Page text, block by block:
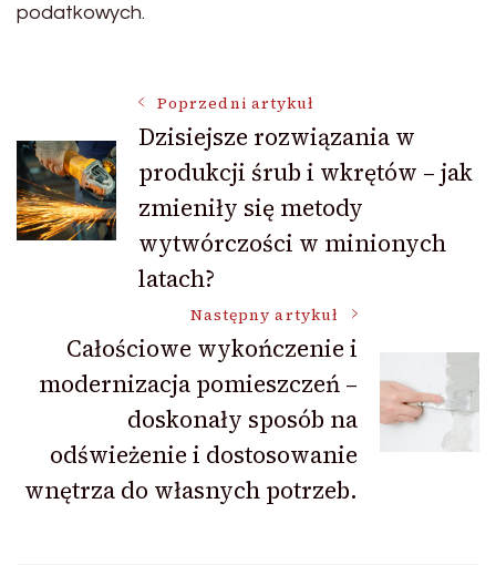
podatkowych.
Nawigacja
wpisu
Poprzedni artykuł
Dzisiejsze rozwiązania w
produkcji śrub i wkrętów – jak
zmieniły się metody
wytwórczości w minionych
latach?
Następny artykuł
Całościowe wykończenie i
modernizacja pomieszczeń –
doskonały sposób na
odświeżenie i dostosowanie
wnętrza do własnych potrzeb.